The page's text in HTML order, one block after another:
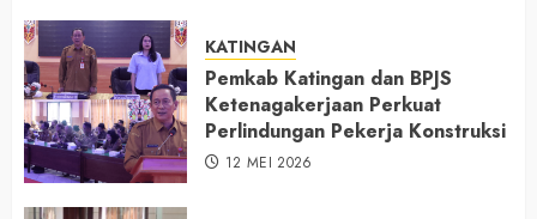
KATINGAN
Pemkab Katingan dan BPJS
Ketenagakerjaan Perkuat
Perlindungan Pekerja Konstruksi
12 MEI 2026